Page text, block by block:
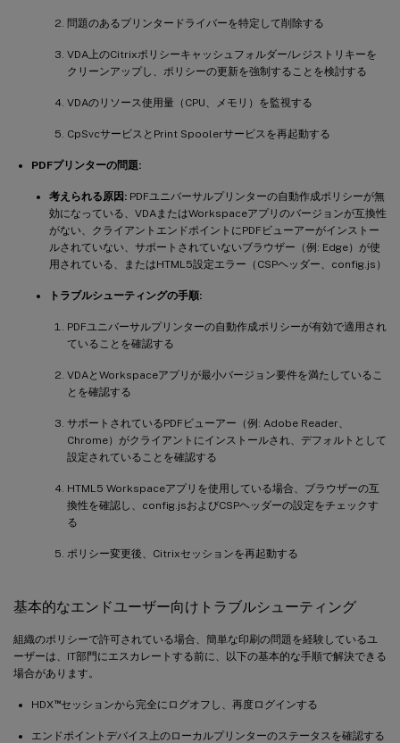
問題のあるプリンタードライバーを特定して削除する
VDA上のCitrixポリシーキャッシュフォルダー/レジストリキーを
クリーンアップし、ポリシーの更新を強制することを検討する
VDAのリソース使用量（CPU、メモリ）を監視する
CpSvcサービスとPrint Spoolerサービスを再起動する
PDFプリンターの問題:
考えられる原因: PDFユニバーサルプリンターの自動作成ポリシーが無
効になっている、VDAまたはWorkspaceアプリのバージョンが互換性
がない、クライアントエンドポイントにPDFビューアーがインストー
ルされていない、サポートされていないブラウザー（例: Edge）が使
用されている、またはHTML5設定エラー（CSPヘッダー、config.js）
トラブルシューティングの手順:
PDFユニバーサルプリンターの自動作成ポリシーが有効で適用され
ていることを確認する
VDAとWorkspaceアプリが最小バージョン要件を満たしているこ
とを確認する
サポートされているPDFビューアー（例: Adobe Reader、
Chrome）がクライアントにインストールされ、デフォルトとして
設定されていることを確認する
HTML5 Workspaceアプリを使用している場合、ブラウザーの互
換性を確認し、config.jsおよびCSPヘッダーの設定をチェックす
る
ポリシー変更後、Citrixセッションを再起動する
基本的なエンドユーザー向けトラブルシューティング
組織のポリシーで許可されている場合、簡単な印刷の問題を経験しているユ
ーザーは、IT部門にエスカレートする前に、以下の基本的な手順で解決できる
場合があります。
HDX ™セッションから完全にログオフし、再度ログインする
エンドポイントデバイス上のローカルプリンターのステータスを確認する